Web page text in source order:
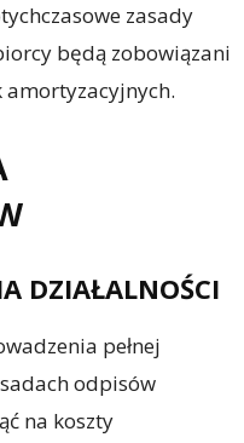
zasady
będą zobowiązani
amortyzacyjnych.
DZIAŁALNOŚCI
pełnej
odpisów
na koszty